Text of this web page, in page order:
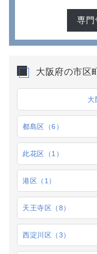
専門
大阪府の市区
大
都島区（6）
此花区（1）
港区（1）
天王寺区（8）
西淀川区（3）